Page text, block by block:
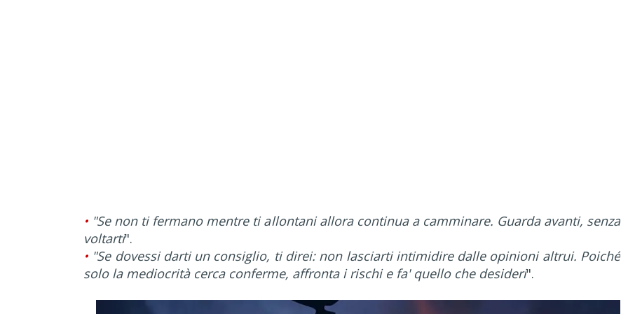
• "Se non ti fermano mentre ti allontani allora continua a camminare. Guarda avanti, senza
voltarti".
• "Se dovessi darti un consiglio, ti direi: non lasciarti intimidire dalle opinioni altrui. Poiché
solo la mediocrità cerca conferme, affronta i rischi e fa' quello che desideri".